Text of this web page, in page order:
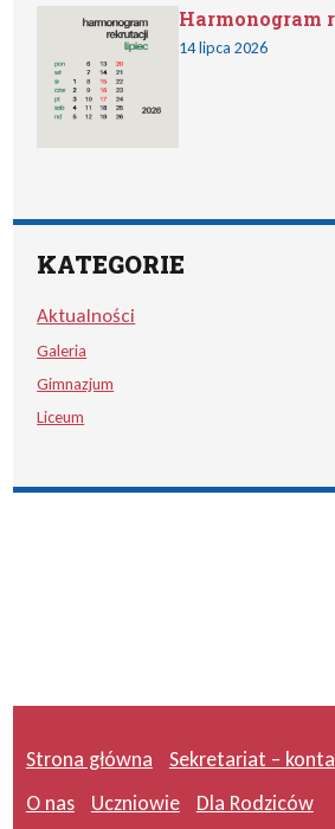
Harmonogram
14 lipca 2026
KATEGORIE
Aktualności
Galeria
Gimnazjum
Liceum
Strona główna Sekretariat –
O nas
Uczniowie Dla Rodziców